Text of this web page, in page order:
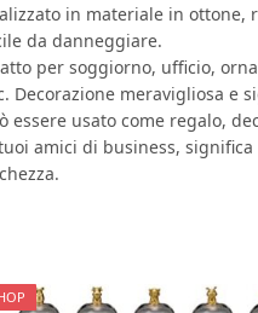
in materiale in ottone,
da danneggiare.
per soggiorno, ufficio,
Decorazione meravigliosa e
essere usato come regalo,
amici di business, significa